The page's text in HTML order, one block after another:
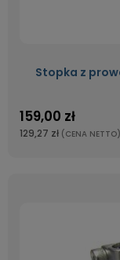
Stopka z
159,00 zł
129,27 zł (CENA NETTO)